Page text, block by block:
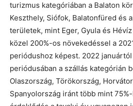
turizmus kategóriában a Balaton
Keszthely, Siófok, Balatonfüred és
területek, mint Eger, Gyula és
közel 200%-os növekedéssel a
periódushoz képest. 2022
periódusában a szállás kategórián
Olaszország, Törökország,
Spanyolország iránt több mint